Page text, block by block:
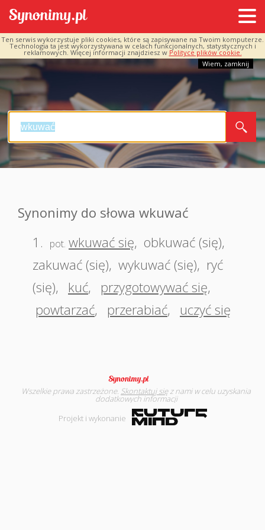
Ten serwis wykorzystuje pliki cookies, które są zapisywane na Twoim komputerze.
Technologia ta jest wykorzystywana w celach funkcjonalnych, statystycznych i
reklamowych. Więcej informacji znajdziesz w Polityce plików cookie.
Wiem, zamknij
Synonimy do słowa wkuwać
1.
pot. wkuwać się, obkuwać (się),
zakuwać (się), wykuwać (się), ryć
(się), kuć, przygotowywać się,
powtarzać, przerabiać, uczyć się
Wszelkie prawa zastrzeżone. Skontaktuj sięz nami w celu uzyskania
dodatkowych informacji
Projekt i wykonanie